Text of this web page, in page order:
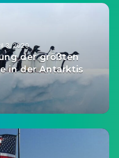
3, 2020
der größten
in der Antarktis